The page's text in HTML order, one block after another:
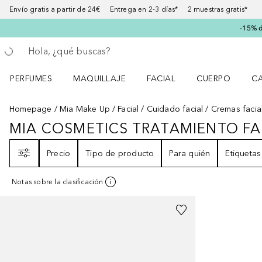
Envío gratis a partir de 24€ Entrega en 2-3 días* 2 muestras gratis*
-15%
Regresar
Ejecutar búsqueda
PERFUMES
MAQUILLAJE
FACIAL
CUERPO
Homepage
Mia Make Up Facial Cuidado facial Cremas
MIA COSMETICS TRATAMIENTO
MIA COSMETICS TRATAMIENTO
Precio
Tipo de producto Para quién Etiquetas
Notas sobre la clasificación